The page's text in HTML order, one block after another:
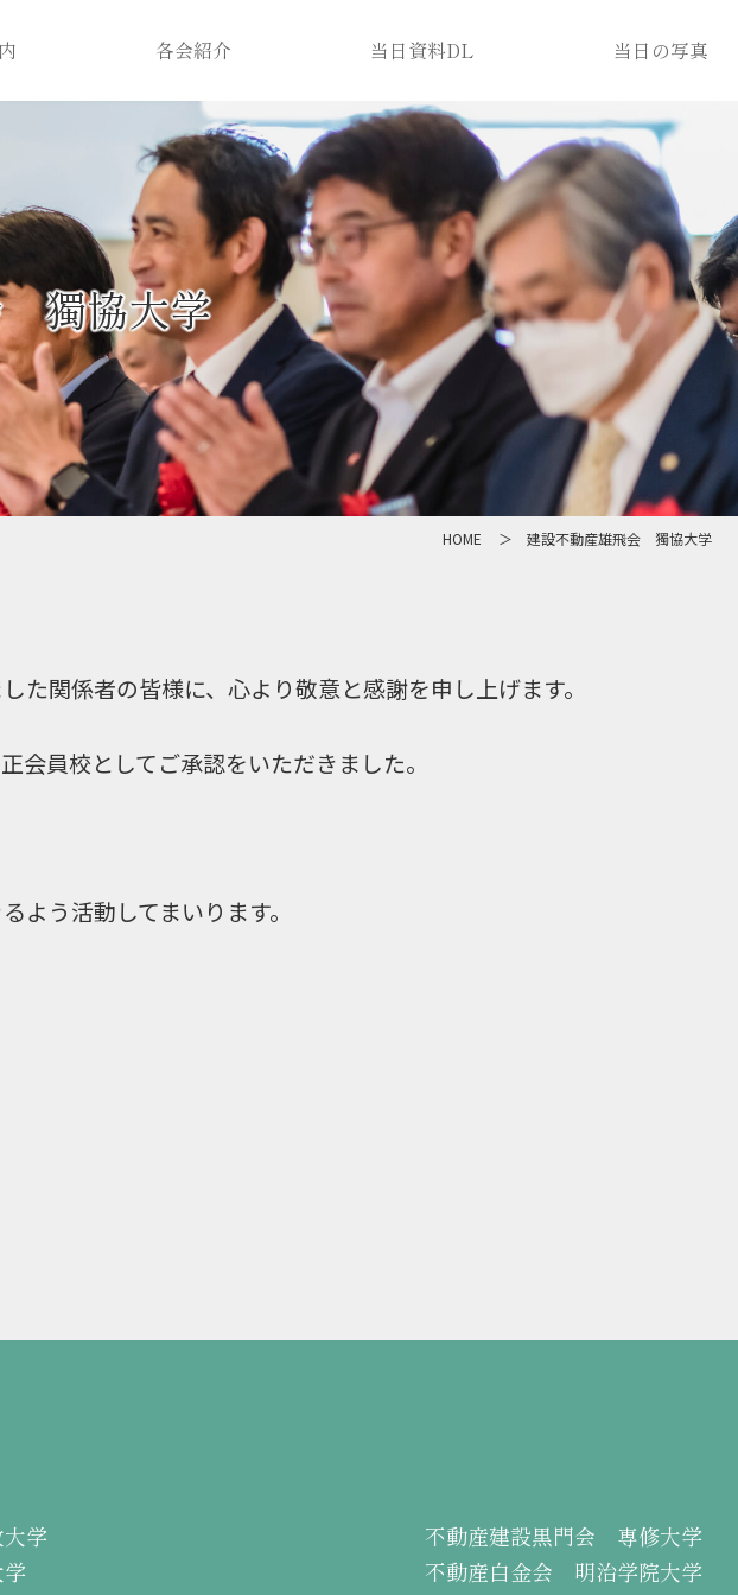
各会紹介 当日資料DL 当日の写真
獨協大学
HOME 建設不動産雄飛会 獨協大学
関係者の皆様に、心より敬意と感謝を申し上げます。
員校としてご承認をいただきました。
よう活動してまいります。
学
不動産建設黒門会 専修大学
不動産白金会 明治学院大学